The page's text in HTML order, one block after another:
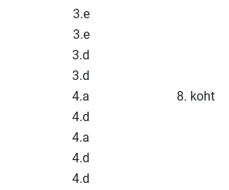
3.e
3.e
3.d
3.d
4.a 8. koht
4.d
4.a
4.d
4.d